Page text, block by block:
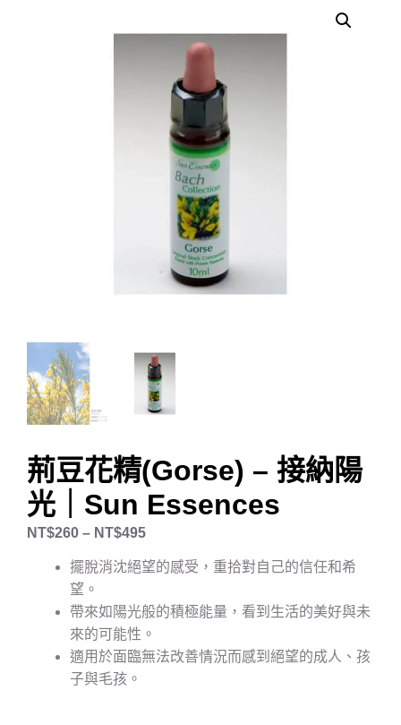
荊豆花精(Gorse) – 接納陽
光｜Sun Essences
NT$260 – NT$495
擺脫消沈絕望的感受，重拾對自己的信任和希
望。
帶來如陽光般的積極能量，看到生活的美好與未
來的可能性。
適用於面臨無法改善情況而感到絕望的成人、孩
子與毛孩。